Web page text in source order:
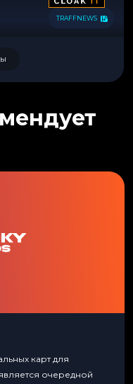
TRAFFNEWS
карт для
очередной